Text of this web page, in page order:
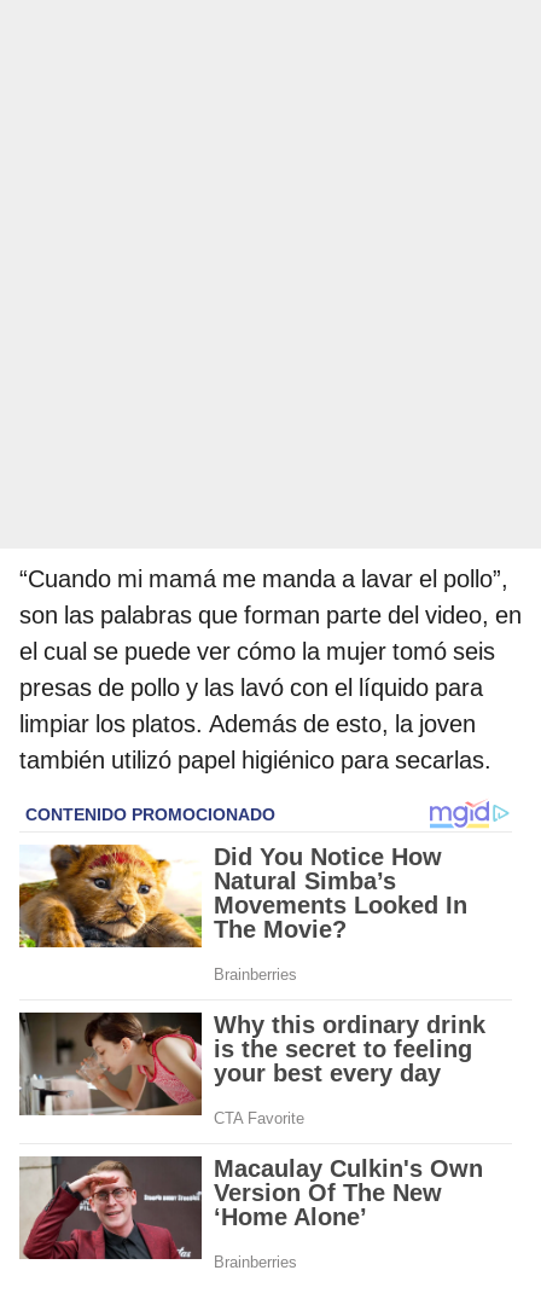
“Cuando mi mamá me manda a lavar el pollo”,
son las palabras que forman parte del video, en
el cual se puede ver cómo la mujer tomó seis
presas de pollo y las lavó con el líquido para
limpiar los platos. Además de esto, la joven
también utilizó papel higiénico para secarlas.